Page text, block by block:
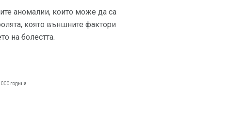
аномалии, които може да са
която външните фактори
на болестта.
година.